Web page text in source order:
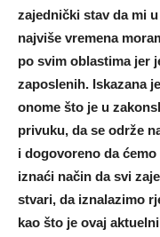
zajednički stav da mi
najviše vremena
po svim oblastima jer
zaposlenih. Iskazana
onome što je u
privuku, da se održe
i dogovoreno da
iznaći način da svi
stvari, da iznalazimo
kao što je ovaj